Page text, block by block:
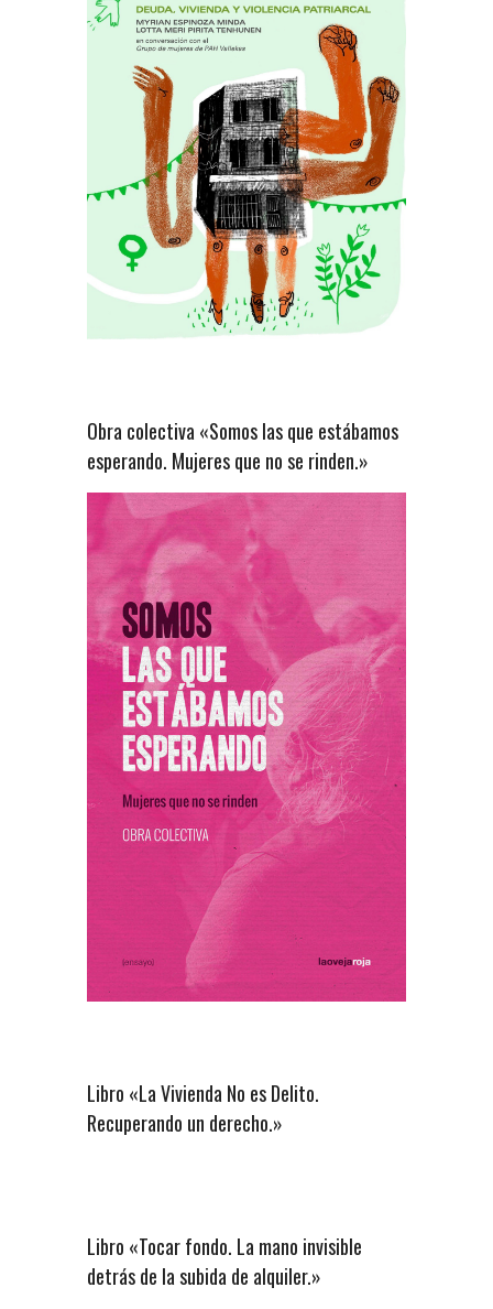
Obra colectiva «Somos las que estábamos
esperando. Mujeres que no se rinden.»
Libro «La Vivienda No es Delito.
Recuperando un derecho.»
Libro «Tocar fondo. La mano invisible
detrás de la subida de alquiler.»